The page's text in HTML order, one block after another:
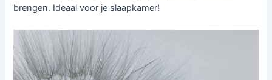
brengen. Ideaal voor je slaapkamer!